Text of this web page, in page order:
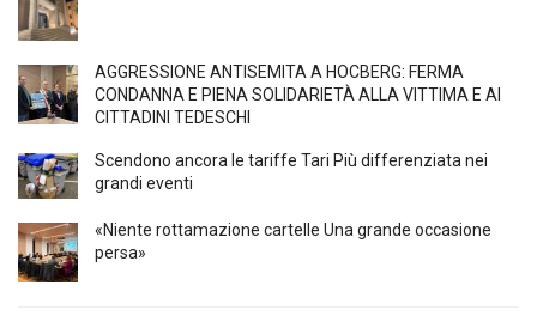
AGGRESSIONE ANTISEMITA A HÖCBERG: FERMA
CONDANNA E PIENA SOLIDARIETÀ ALLA VITTIMA E AI
CITTADINI TEDESCHI
Scendono ancora le tariffe Tari Più differenziata nei
grandi eventi
«Niente rottamazione cartelle Una grande occasione
persa»